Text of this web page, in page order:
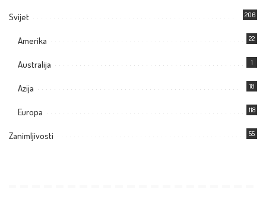
Svijet 206
Amerika 22
Australija 1
Azija 18
Europa 118
Zanimljivosti 55